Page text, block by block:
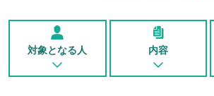
対象となる人 内容